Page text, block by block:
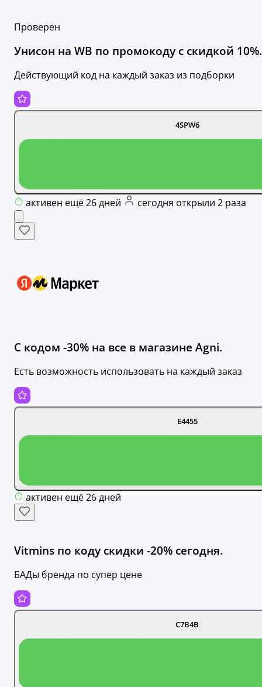
Проверен
Унисон на WB по промокоду с скидкой 10%.
Действующий код на каждый заказ из подборки
4SPW6
активен ещё 26 дней сегодня открыли 2 раза
С кодом -30% на все в магазине Agni.
Есть возможность использовать на каждый заказ
E4455
активен ещё 26 дней
Vitmins по коду скидки -20% сегодня.
БАДы бренда по супер цене
C7B4B